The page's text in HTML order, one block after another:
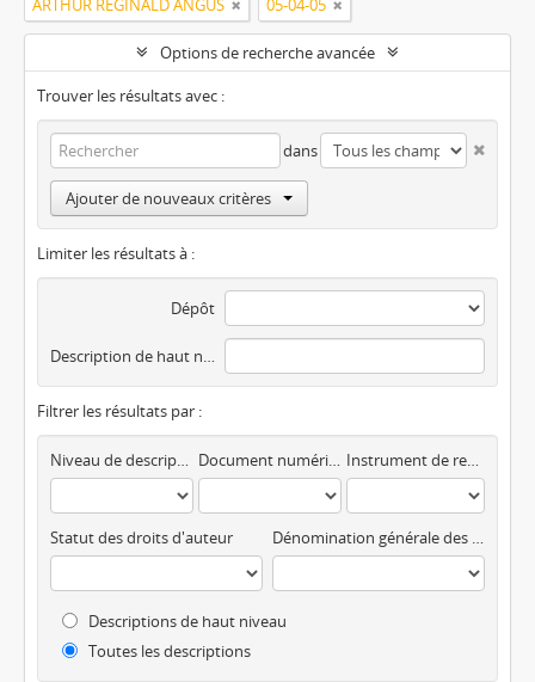
ARTHUR REGINALD ANGUS 05-04-05
Options de recherche avancée
Trouver les résultats avec :
dans
Ajouter de nouveaux critères
Limiter les résultats à :
Dépôt
Description de haut niveau
Filtrer les résultats par :
Niveau de description Document numérique disponible Instrument de recherche
Statut des droits d'auteur Dénomination générale des documents
Descriptions de haut niveau
Toutes les descriptions